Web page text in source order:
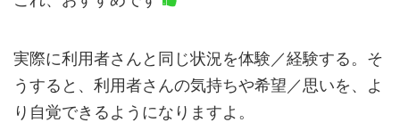
実際に利用者さんと同じ状況を体験／経験する。そ
うすると、利用者さんの気持ちや希望／思いを、よ
り自覚できるようになりますよ。